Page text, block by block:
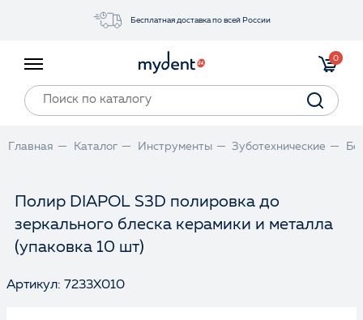
Бесплатная доставка по всей России
Прайс-лист
0
Главная Каталог Инструменты Зуботехнические
Полир DIAPOL S3D полировка до
зеркального блеска керамики и металла
(упаковка 10 шт)
Артикул: 7233X010